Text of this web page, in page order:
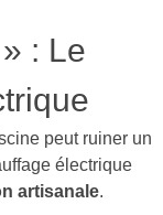
: Le
peut ruiner un
électrique
artisanale.